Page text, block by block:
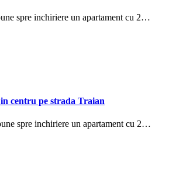
spre inchiriere un apartament cu 2…
centru pe strada Traian
spre inchiriere un apartament cu 2…